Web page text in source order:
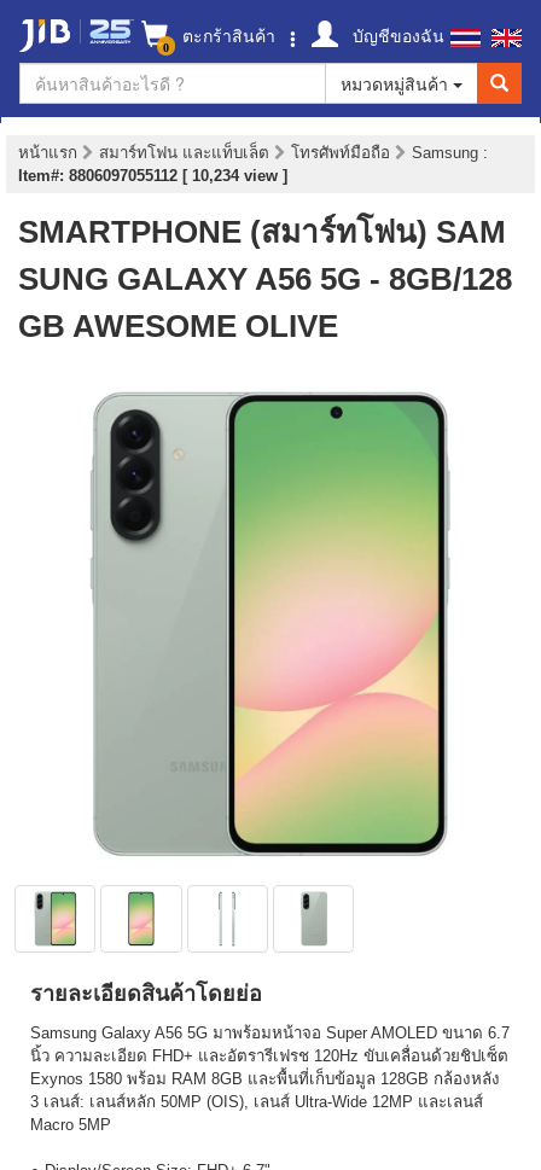
0 ตะกร้าสินค้า
บัญชีของฉัน
หมวดหมู่สินค้า
หน้าแรก สมาร์ทโฟน และแท็บเล็ต โทรศัพท์มือถือ Samsung :
Item#: 8806097055112 [ 10,234 view ]
SMARTPHONE (สมาร์ทโฟน) SAM
SUNG GALAXY A56 5G - 8GB/128
GB AWESOME OLIVE
รายละเอียดสินค้าโดยย่อ
Samsung Galaxy A56 5G มาพร้อมหน้าจอ Super AMOLED ขนาด 6.7
นิ้ว ความละเอียด FHD+ และอัตรารีเฟรช 120Hz ขับเคลื่อนด้วยชิปเซ็ต
Exynos 1580 พร้อม RAM 8GB และพื้นที่เก็บข้อมูล 128GB กล้องหลัง
3 เลนส์: เลนส์หลัก 50MP (OIS), เลนส์ Ultra-Wide 12MP และเลนส์
Macro 5MP ​